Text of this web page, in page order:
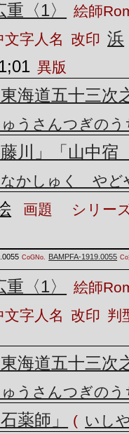
重〈1〉
絵師
文字人名 改印 浜
異版
東海道五十三次
うさんつぎのう
藤川」「山中
なかしゅく やど
画題
シリー
CoGNo. BAMPFA-1919.0055
重〈1〉
絵師
文字人名 改印 判
東海道五十三次
うさんつぎのう
石薬師」 ( いし